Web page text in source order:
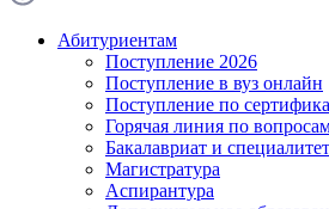
Абитуриентам
Поступление 2026
Поступление в вуз онлайн
Поступление по
Горячая линия по
Бакалавриат и специалитет
Магистратура
Аспирантура